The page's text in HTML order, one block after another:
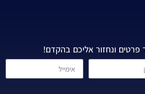
פרטים ונחזור אליכם בהקדם!